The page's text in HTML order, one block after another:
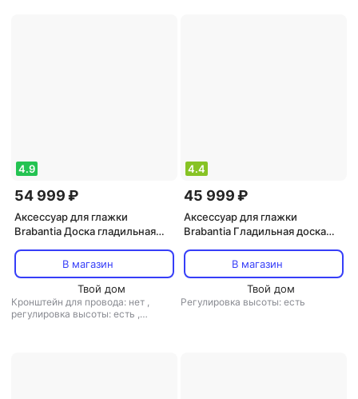
4.9
54 999 ₽
Аксессуар для глажки
Brabantia Доска гладильная
В магазин
Твой дом
Кронштейн для провода: нет ,
регулировка высоты: есть ,
4.4
45 999 ₽
Аксессуар для глажки
Brabantia Гладильная доска
В магазин
Твой дом
Регулировка высоты: есть